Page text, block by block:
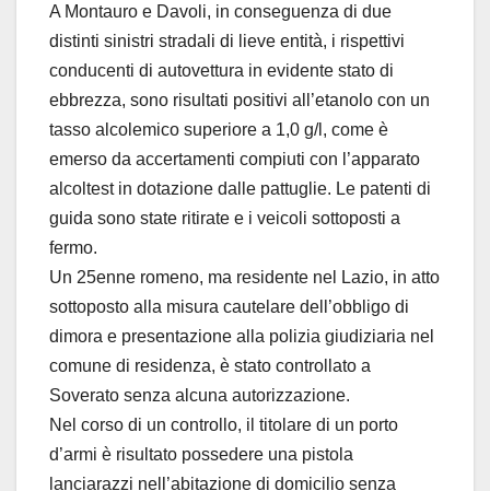
A Montauro e Davoli, in conseguenza di due
distinti sinistri stradali di lieve entità, i rispettivi
conducenti di autovettura in evidente stato di
ebbrezza, sono risultati positivi all’etanolo con un
tasso alcolemico superiore a 1,0 g/l, come è
emerso da accertamenti compiuti con l’apparato
alcoltest in dotazione dalle pattuglie. Le patenti di
guida sono state ritirate e i veicoli sottoposti a
fermo.
Un 25enne romeno, ma residente nel Lazio, in atto
sottoposto alla misura cautelare dell’obbligo di
dimora e presentazione alla polizia giudiziaria nel
comune di residenza, è stato controllato a
Soverato senza alcuna autorizzazione.
Nel corso di un controllo, il titolare di un porto
d’armi è risultato possedere una pistola
lanciarazzi nell’abitazione di domicilio senza